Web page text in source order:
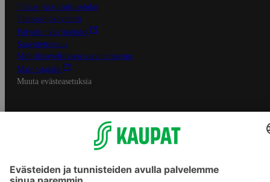
Tilaus- ja toimitusehdot
Tietosuojakäytäntö
Palvelun käyttöehdot
Saavutettavuus
Mobiilisovelluksen saavutettavuus
Mainostajalle
Muuta evästeasetuksia
S-ryhmän palvelut
Asiakasomistajuus